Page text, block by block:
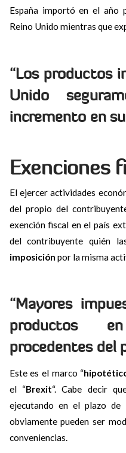
España importó en el año
Reino Unido mientras que
“Los productos
Unido
incremento en
Exenciones
El ejercer actividades
del propio del
exención fiscal en el país
del contribuyente quién
imposición por la misma
“Mayores
productos
procedentes del
Este es el marco “
el “Brexit“. Cabe decir
ejecutando en el plazo de
obviamente pueden ser
conveniencias.